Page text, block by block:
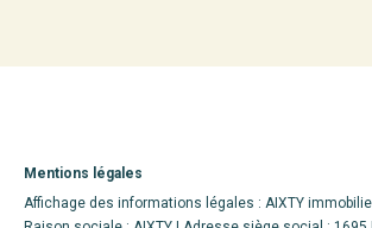
Mentions légales
Affichage des informations légales : AIXTY immobilier